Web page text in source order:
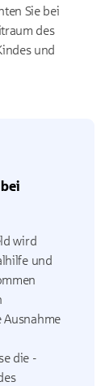
Sie bei
des
und
wird
und
Ausnahme
die -